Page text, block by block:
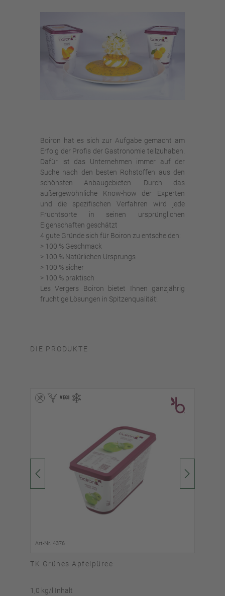
Boiron hat es sich zur Aufgabe gemacht am
Erfolg der Profis der Gastronomie teilzuhaben.
Dafür ist das Unternehmen immer auf der
Suche nach den besten Rohstoffen aus den
schönsten Anbaugebieten. Durch das
außergewöhnliche Know-how der Experten
und die spezifischen Verfahren wird jede
Fruchtsorte in seinen ursprünglichen
Eigenschaften geschätzt
4 gute Gründe sich für Boiron zu entscheiden:
> 100 % Geschmack
> 100 % Natürlichen Ursprungs
> 100 % sicher
> 100 % praktisch
Les Vergers Boiron bietet Ihnen ganzjährig
fruchtige Lösungen in Spitzenqualität!
DIE PRODUKTE
Art-Nr. 4376
TK Grünes Apfelpüree
1,0 kg/l Inhalt